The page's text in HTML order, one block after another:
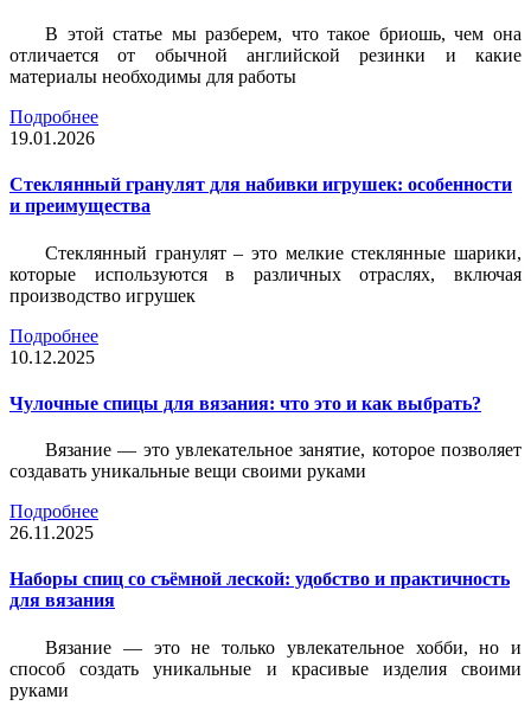
В этой статье мы разберем, что такое бриошь, чем она
отличается от обычной английской резинки и какие
материалы необходимы для работы
Подробнее
19.01.2026
Стеклянный гранулят для набивки игрушек: особенности
и преимущества
Стеклянный гранулят – это мелкие стеклянные шарики,
которые используются в различных отраслях, включая
производство игрушек
Подробнее
10.12.2025
Чулочные спицы для вязания: что это и как выбрать?
Вязание — это увлекательное занятие, которое позволяет
создавать уникальные вещи своими руками
Подробнее
26.11.2025
Наборы спиц со съёмной леской: удобство и практичность
для вязания
Вязание — это не только увлекательное хобби, но и
способ создать уникальные и красивые изделия своими
руками